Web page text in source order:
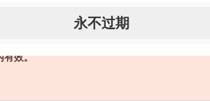
永不过期
有效。